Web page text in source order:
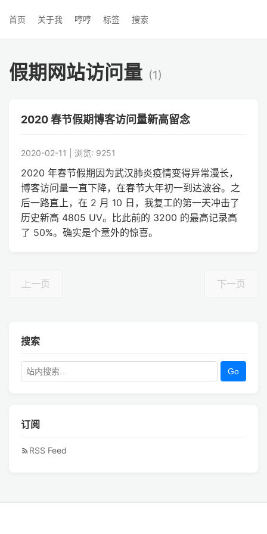
首页 关于我 哼哼 标签 搜索
假期网站访问量 (1)
2020 春节假期博客访问量新高留念
2020-02-11 | 浏览: 9251
2020 年春节假期因为武汉肺炎疫情变得异常漫长，
博客访问量一直下降，在春节大年初一到达波谷。之
后一路直上，在 2 月 10 日，我复工的第一天冲击了
历史新高 4805 UV。比此前的 3200 的最高记录高
了 50%。确实是个意外的惊喜。
上一页 下一页
搜索
Go
订阅
RSS Feed